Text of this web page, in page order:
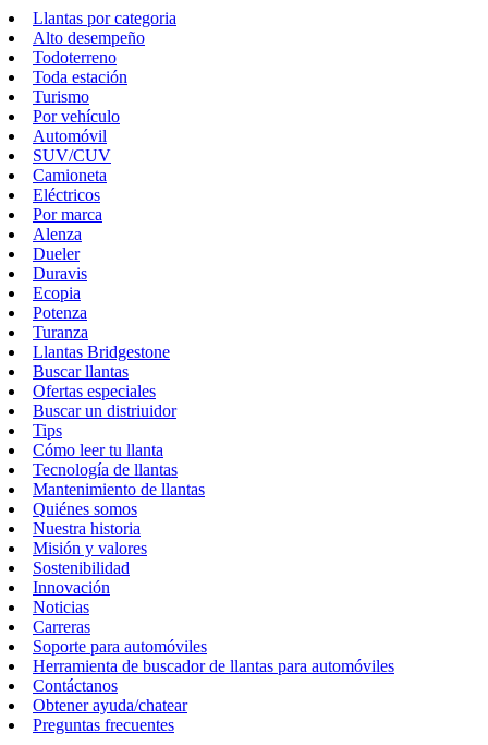
Llantas por categoria
Alto desempeño
Todoterreno
Toda estación
Turismo
Por vehículo
Automóvil
SUV/CUV
Camioneta
Eléctricos
Por marca
Alenza
Dueler
Duravis
Ecopia
Potenza
Turanza
Llantas Bridgestone
Buscar llantas
Ofertas especiales
Buscar un distriuidor
Tips
Cómo leer tu llanta
Tecnología de llantas
Mantenimiento de llantas
Quiénes somos
Nuestra historia
Misión y valores
Sostenibilidad
Innovación
Noticias
Carreras
Soporte para automóviles
Herramienta de buscador de llantas para automóviles
Contáctanos
Obtener ayuda/chatear
Preguntas frecuentes